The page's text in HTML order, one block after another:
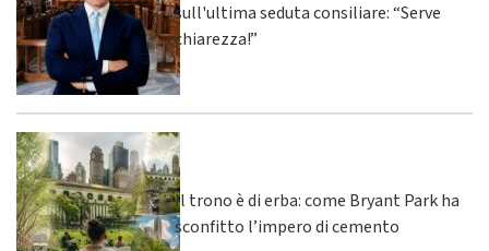
sull'ultima seduta consiliare: “Serve
chiarezza!”
Il trono è di erba: come Bryant Park ha
sconfitto l’impero di cemento